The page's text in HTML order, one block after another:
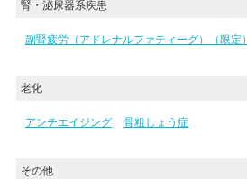
腎・泌尿器系疾患
副腎疲労（アドレナルファティーグ）（限定）
老化
アンチエイジング 骨粗しょう症
その他